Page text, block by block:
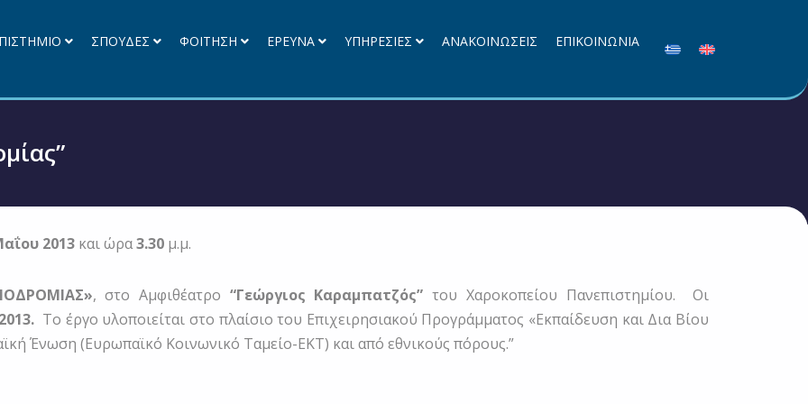
ΣΠΟΥΔΕΣ ΦΟΙΤΗΣΗ ΕΡΕΥΝΑ ΥΠΗΡΕΣΙΕΣ ΑΝΑΚΟΙΝΩΣΕΙΣ ΕΠΙΚΟΙΝΩΝΙΑ
2013 και ώρα3.30 μ.μ.
, στο Αμφιθέατρο “Γεώργιος Καραμπατζός” του Χαροκοπείου Πανεπιστημίου. Οι
Το έργο υλοποιείται στο πλαίσιο του Επιχειρησιακού Προγράμματος «Εκπαίδευση και Δια Βίου
Ένωση (Ευρωπαϊκό Κοινωνικό Ταμείο-ΕΚΤ) και από εθνικούς πόρους.”